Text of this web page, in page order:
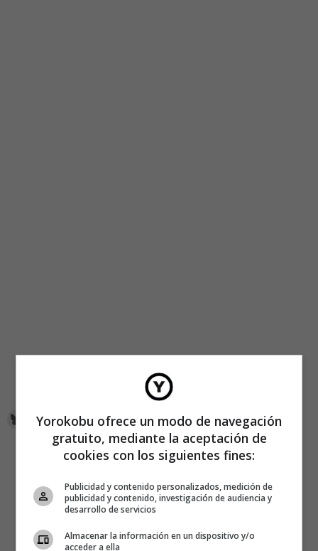
Yorokobu ofrece un modo de navegación
gratuito, mediante la aceptación de
cookies con los siguientes fines:
Publicidad y contenido personalizados, medición de
publicidad y contenido, investigación de audiencia y
desarrollo de servicios
Almacenar la información en un dispositivo y/o
acceder a ella